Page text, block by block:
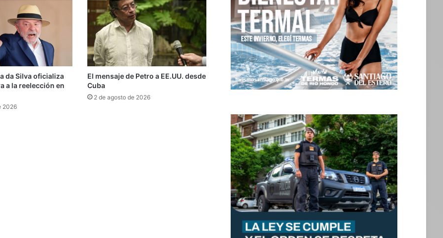
da Silva oficializa
a la reelección en
2026
El mensaje de Petro a EE.UU. desde
Cuba
2 de agosto de 2026